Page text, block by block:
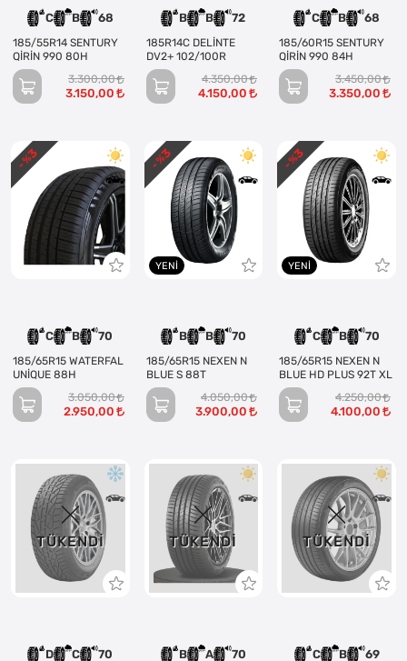
C B 68
185/55R14 SENTURY
QİRİN 990 80H
3.300,00
3.150,00
B B 72
185R14C DELİNTE
DV2+ 102/100R
4.350,00
4.150,00
C B 68
185/60R15 SENTURY
QİRİN 990 84H
3.450,00
3.350,00
C B 70
185/65R15 WATERFAL
UNİQUE 88H
3.050,00
2.950,00
- %
3
YENI
B B 70
185/65R15 NEXEN N
BLUE S 88T
4.050,00
3.900,00
- %
3
YENI
C B 70
185/65R15 NEXEN N
BLUE HD PLUS 92T XL
4.250,00
4.100,00
- %
3
TÜKENDI
D C 70
TÜKENDI
B A 70
TÜKENDI
C B 69